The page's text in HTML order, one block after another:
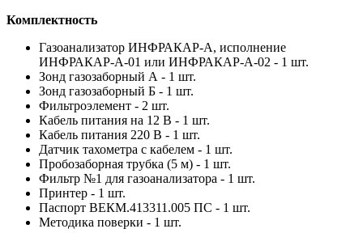
Комплектность
Газоанализатор ИНФРАКАР-А, исполнение
ИНФРАКАР-А-01 или ИНФРАКАР-А-02 - 1 шт.
Зонд газозаборный А - 1 шт.
Зонд газозаборный Б - 1 шт.
Фильтроэлемент - 2 шт.
Кабель питания на 12 В - 1 шт.
Кабель питания 220 В - 1 шт.
Датчик тахометра с кабелем - 1 шт.
Пробозаборная трубка (5 м) - 1 шт.
Фильтр №1 для газоанализатора - 1 шт.
Принтер - 1 шт.
Паспорт ВЕКМ.413311.005 ПС - 1 шт.
Методика поверки - 1 шт.